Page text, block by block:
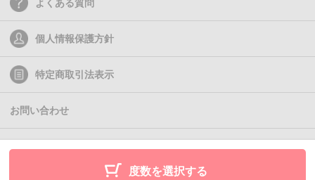
度数を選択する
よくある質問
個人情報保護方針
特定商取引法表示
お問い合わせ
(C)2011- Queen Eyes